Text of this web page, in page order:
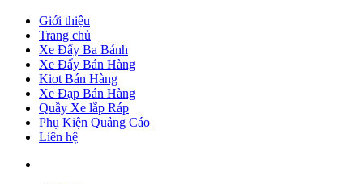
Giới thiệu
Trang chủ
Xe Đẩy Ba Bánh
Xe Đẩy Bán Hàng
Kiot Bán Hàng
Xe Đạp Bán Hàng
Quầy Xe lắp Ráp
Phụ Kiện Quảng Cáo
Liên hệ